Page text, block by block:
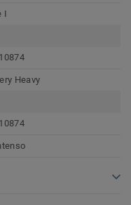
I
Heavy